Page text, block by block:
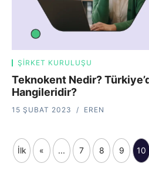
ŞIRKET KURULUŞU
Teknokent Nedir?
Hangileridir?
15 ŞUBAT 2023 EREN
İlk « ... 7 8 9 10